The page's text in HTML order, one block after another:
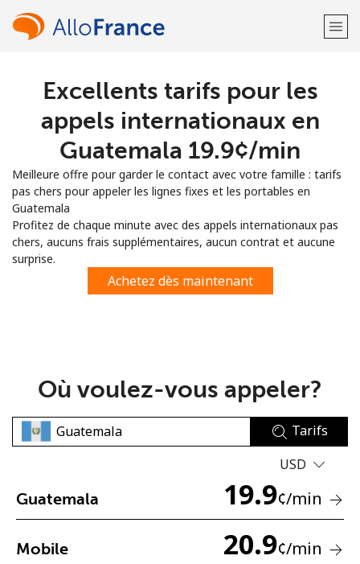
Bienvenue!
Vous avez déjà un compte?
S'enregistrer avec
ou
Aucun mot de passe créé
Un numéro
Excellents tarifs pour les
appels internationaux en
Guatemala ⁦19.9¢⁩/min
Meilleure offre pour garder le contact avec votre famille : tarifs
pas chers pour appeler les lignes fixes et les portables en
Guatemala
Profitez de chaque minute avec des appels internationaux pas
chers, aucuns frais supplémentaires, aucun contrat et aucune
surprise.
Achetez dès maintenant
Où voulez-vous appeler?
Tarifs
USD
Guatemala 19.9¢/min
Mobile 20.9¢/min